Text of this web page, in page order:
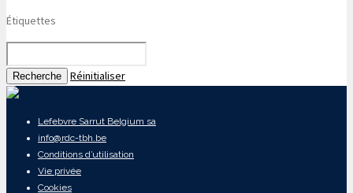
Étiquettes
Recherche Réinitialiser
Lefebvre Sarrut Belgium sa
info@rdc-tbh.be
Conditions d’utilisation
Vie privée
Cookies